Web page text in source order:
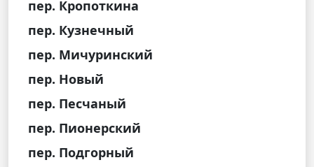
пер. Кропоткина
пер. Кузнечный
пер. Мичуринский
пер. Новый
пер. Песчаный
пер. Пионерский
пер. Подгорный